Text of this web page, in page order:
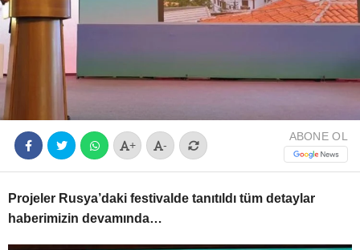
Youtube
+ -
ABONE OL
Projeler Rusya’daki festivalde tanıtıldı tüm detaylar
haberimizin devamında…